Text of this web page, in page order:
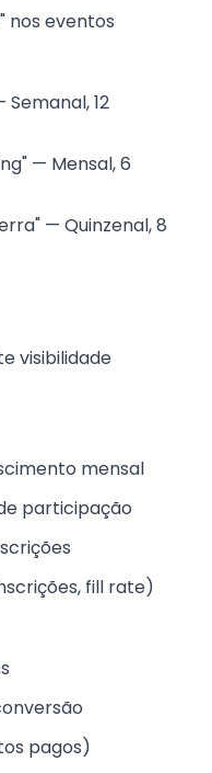
nos eventos
12
— Mensal, 6
— Quinzenal, 8
visibilidade
mensal
participação
fill rate)
pagos)